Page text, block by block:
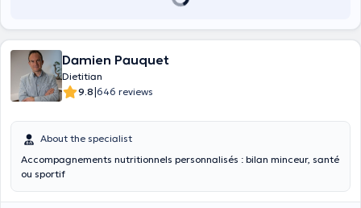
Damien Pauquet
Dietitian
9.8|646 reviews
About the specialist
Accompagnements nutritionnels personnalisés : bilan minceur, santé
ou sportif